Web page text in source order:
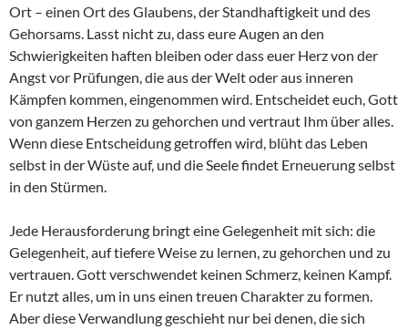
Ort – einen Ort des Glaubens, der Standhaftigkeit und des
Gehorsams. Lasst nicht zu, dass eure Augen an den
Schwierigkeiten haften bleiben oder dass euer Herz von der
Angst vor Prüfungen, die aus der Welt oder aus inneren
Kämpfen kommen, eingenommen wird. Entscheidet euch, Gott
von ganzem Herzen zu gehorchen und vertraut Ihm über alles.
Wenn diese Entscheidung getroffen wird, blüht das Leben
selbst in der Wüste auf, und die Seele findet Erneuerung selbst
in den Stürmen.
Jede Herausforderung bringt eine Gelegenheit mit sich: die
Gelegenheit, auf tiefere Weise zu lernen, zu gehorchen und zu
vertrauen. Gott verschwendet keinen Schmerz, keinen Kampf.
Er nutzt alles, um in uns einen treuen Charakter zu formen.
Aber diese Verwandlung geschieht nur bei denen, die sich